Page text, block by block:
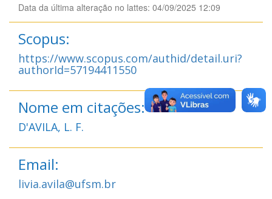
Data da última alteração no lattes: 04/09/2025 12:09
Scopus:
https://www.scopus.com/authid/detail.uri?
authorId=57194411550
Nome em citações:
D'AVILA, L. F.
Email:
livia.avila@ufsm.br